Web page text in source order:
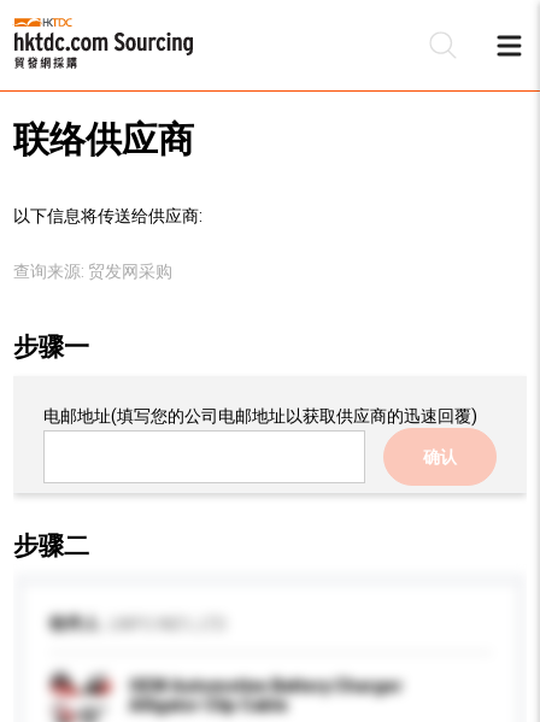
联络供应商
以下信息将传送给供应商:
查询来源: 贸发网采购
步骤一
电邮地址(填写您的公司电邮地址以获取供应商的迅速回覆)
确认
步骤二
收件人
OEM Automotive Battery Charger
Alligator Clip Cable